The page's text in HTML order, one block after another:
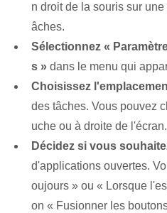
n droit⁣ de la souris sur
âches.
Sélectionnez «
s » dans le menu qui
Choisissez
des tâches. Vous pouvez
uche ou à droite de l'écran.
Décidez si vous
d'applications ouvertes.
oujours » ou « Lorsque
on « Fusionner les